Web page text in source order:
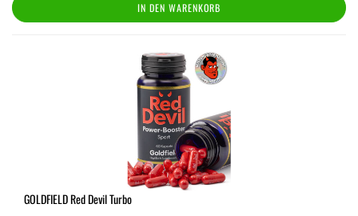
IN DEN WARENKORB
GOLDFIELD Red Devil Turbo